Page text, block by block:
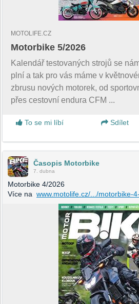
MOTOLIFE.CZ
Motorbike 5/2026
Kalendář testovaných strojů se
plní a tak pro vás máme v
zbrusu nových motorek, od
přes cestovní endura CFM ...
To se mi líbí
Sdílet
Časopis Motorbike
7. dubna
Motorbike 4/2026
Více na www.motolife.cz/.../motorbike-